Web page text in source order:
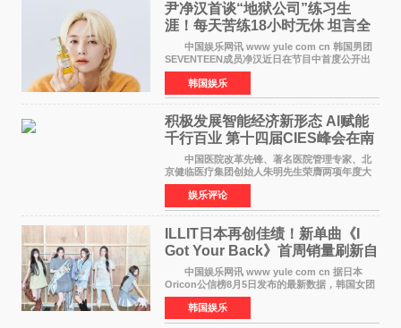
尹净汉首谈“地狱公司”练习生
涯！每天苦练18小时无休 坦言全
靠成员撑过来
中国娱乐网讯 www yule com cn 韩国男团
SEVENTEEN成员净汉近日在节目中首度公开出
道前的残酷练习生经历，并提及经纪公司Pledis
娱乐，引发广泛关注。 在8月2日播出的日本
TBS综艺节目《周
韩国娱乐
积极发展智能经济新形态 Al赋能
千行百业 第十四届CIES峰会在南
京盛大召开
中国医院改革先锋、著名医院管理专家、北
京健临医疗集团创始人朱明先生荣膺两项年度大
奖 2026年7月31日，盛夏金陵，长江之畔，
以重落地·真务实·强链接为主题的2026&lsquo;人
工智能+&rsquo
娱乐评论
ILLIT日本再创佳绩！新单曲《I
Got Your Back》首周销量刷新自
身纪录
中国娱乐网讯 www yule com cn 据日本
Oricon公信榜8月5日发布的最新数据，韩国女团
ILLIT在日本发行的第二张单曲《I Got Your
Back》首周销量达到71,009张，成功跻身最新一
期周单曲排行
韩国娱乐